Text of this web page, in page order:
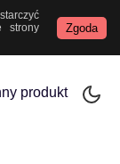
strony
Zgoda
produkt